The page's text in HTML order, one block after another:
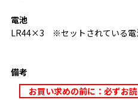
電池
LR44×3 ※セットされている電
備考
お買い求めの前に：必ずお